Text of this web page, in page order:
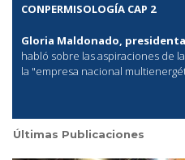
CONPERMISOLOGÍA CAP 2
Gloria Maldonado,
habló sobre las aspiraciones de
la "empresa nacional
Últimas Publicaciones